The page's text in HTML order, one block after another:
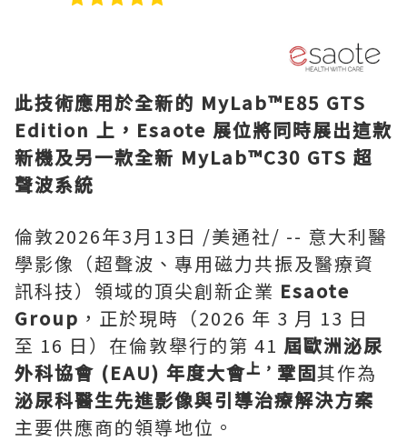
此技術應用於全新的 MyLab™E85 GTS
Edition 上，Esaote 展位將同時展出這款
新機及另一款全新 MyLab™C30 GTS 超
聲波系統
倫敦2026年3月13日 /美通社/ -- 意大利醫
學影像（超聲波、專用磁力共振及醫療資
訊科技）領域的頂尖創新企業 Esaote
Group ，正於現時（2026 年 3 月 13 日
至 16 日）在倫敦舉行的第 41 屆歐洲泌尿
外科協會 (EAU) 年度大會上， 鞏固其作為
泌尿科醫生先進影像與引導治療解決方案
主要供應商的領導地位。